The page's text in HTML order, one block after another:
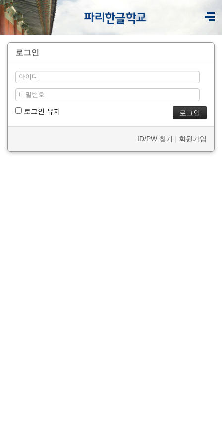
로그인
로그인 유지
ID/PW 찾기 | 회원가입